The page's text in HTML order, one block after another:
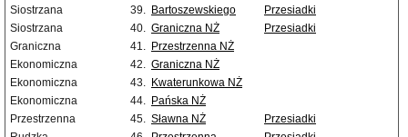
Siostrzana
39. Bartoszewskiego
Przesiadki
Siostrzana
40. Graniczna NŻ
Przesiadki
Graniczna
41. Przestrzenna NŻ
Ekonomiczna
42. Graniczna NŻ
Ekonomiczna
43. Kwaterunkowa NŻ
Ekonomiczna
44. Pańska NŻ
Przestrzenna
45. Sławna NŻ
Przesiadki